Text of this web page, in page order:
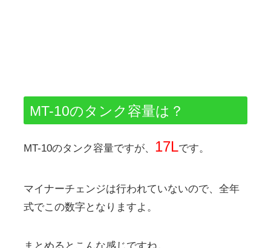
MT-10のタンク容量は？
MT-10のタンク容量ですが、 17Lです。
マイナーチェンジは行われていないので、全年
式でこの数字となりますよ。